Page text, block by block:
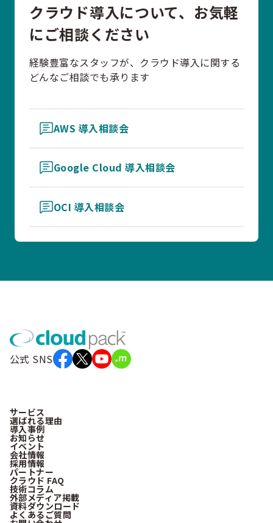
クラウド導入について、お気軽
にご相談ください
経験豊富なスタッフが、クラウド導入に関する
どんなご相談でも承ります
AWS 導入相談会
Google Cloud 導入相談会
OCI 導入相談会
公式 SNS
サービス
選ばれる理由
導入事例
お知らせ
イベント
会社情報
採用情報
パートナー
クラウド FAQ
技術コラム
外部メディア掲載
資料ダウンロード
よくあるご質問